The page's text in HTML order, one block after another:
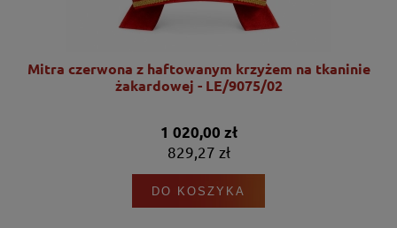
Mitra czerwona z haftowanym krzyżem na tkaninie
żakardowej - LE/9075/02
1 020,00 zł
829,27 zł
DO KOSZYKA